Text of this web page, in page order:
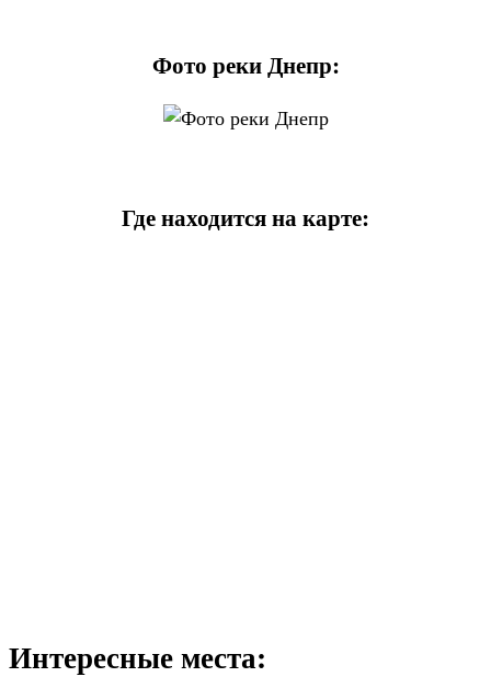
Фото реки Днепр:
Где находится на карте:
Интересные места: